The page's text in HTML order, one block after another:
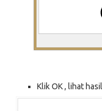
Klik OK , lihat